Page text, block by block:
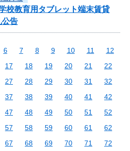
校教育用タブレット端末賃貸
公告
6 7 8 9 10 11
12
17 18 19 20 21
22
27 28 29 30 31
32
37 38 39 40 41
42
47 48 49 50 51
52
57 58 59 60 61
62
67 68 69 70 71
72